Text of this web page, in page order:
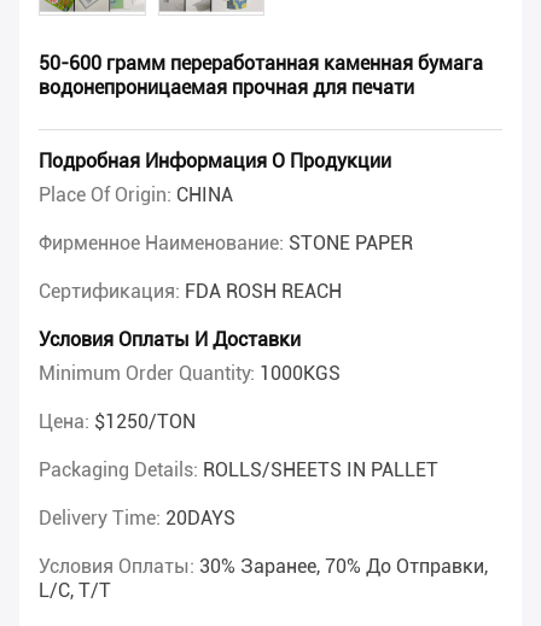
50-600 грамм переработанная каменная бумага
водонепроницаемая прочная для печати
Подробная Информация О Продукции
Place Of Origin: CHINA
Фирменное Наименование: STONE PAPER
Сертификация: FDA ROSH REACH
Условия Оплаты И Доставки
Minimum Order Quantity: 1000KGS
Цена: $1250/TON
Packaging Details: ROLLS/SHEETS IN PALLET
Delivery Time: 20DAYS
Условия Оплаты: 30% Заранее, 70% До Отправки,
L/C, T/T